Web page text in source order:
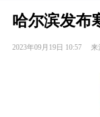
哈尔滨发布
2023年09月19日 10:57 来